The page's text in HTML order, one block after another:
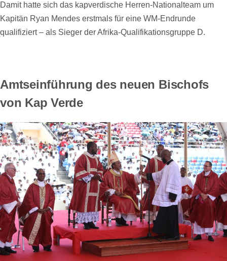
Damit hatte sich das kapverdische Herren-Nationalteam um
Kapitän Ryan Mendes erstmals für eine WM-Endrunde
qualifiziert – als Sieger der Afrika-Qualifikationsgruppe D.
Amtseinführung des neuen Bischofs
von Kap Verde